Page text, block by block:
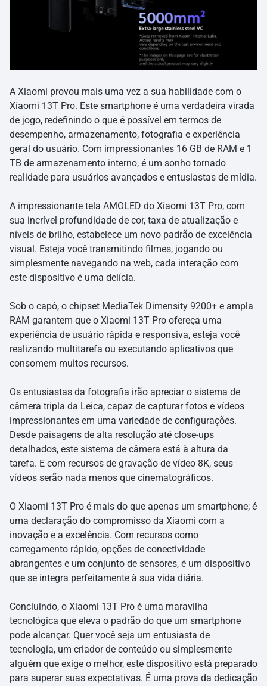
A Xiaomi provou mais uma vez a sua habilidade com o
Xiaomi 13T Pro. Este smartphone é uma verdadeira virada
de jogo, redefinindo o que é possível em termos de
desempenho, armazenamento, fotografia e experiência
geral do usuário. Com impressionantes 16 GB de RAM e 1
TB de armazenamento interno, é um sonho tornado
realidade para usuários avançados e entusiastas de mídia.
A impressionante tela AMOLED do Xiaomi 13T Pro, com
sua incrível profundidade de cor, taxa de atualização e
níveis de brilho, estabelece um novo padrão de excelência
visual. Esteja você transmitindo filmes, jogando ou
simplesmente navegando na web, cada interação com
este dispositivo é uma delícia.
Sob o capô, o chipset MediaTek Dimensity 9200+ e ampla
RAM garantem que o Xiaomi 13T Pro ofereça uma
experiência de usuário rápida e responsiva, esteja você
realizando multitarefa ou executando aplicativos que
consomem muitos recursos.
Os entusiastas da fotografia irão apreciar o sistema de
câmera tripla da Leica, capaz de capturar fotos e vídeos
impressionantes em uma variedade de configurações.
Desde paisagens de alta resolução até close-ups
detalhados, este sistema de câmera está à altura da
tarefa. E com recursos de gravação de vídeo 8K, seus
vídeos serão nada menos que cinematográficos.
O Xiaomi 13T Pro é mais do que apenas um smartphone; é
uma declaração do compromisso da Xiaomi com a
inovação e a excelência. Com recursos como
carregamento rápido, opções de conectividade
abrangentes e um conjunto de sensores, é um dispositivo
que se integra perfeitamente à sua vida diária.
Concluindo, o Xiaomi 13T Pro é uma maravilha
tecnológica que eleva o padrão do que um smartphone
pode alcançar. Quer você seja um entusiasta de
tecnologia, um criador de conteúdo ou simplesmente
alguém que exige o melhor, este dispositivo está preparado
para superar suas expectativas. É uma prova da dedicação